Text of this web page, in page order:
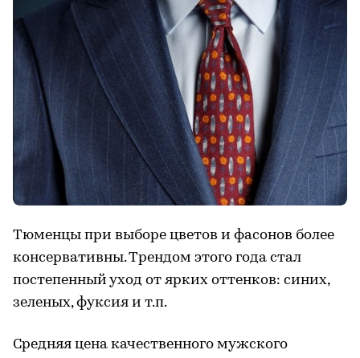
Тюменцы при выборе цветов и фасонов более
консервативны. Трендом этого года стал
постепенный уход от ярких оттенков: синих,
зеленых, фуксия и т.п.
Средняя цена качественного мужского